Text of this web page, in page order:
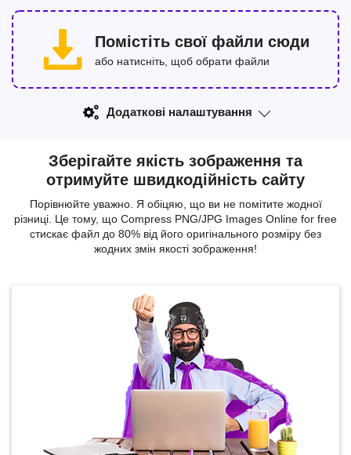
Помістіть свої файли сюди
або натисніть, щоб обрати файли
Додаткові налаштування
Зберігайте якість зображення та
отримуйте швидкодійність сайту
Порівнюйте уважно. Я обіцяю, що ви не помітите жодної
різниці. Це тому, що Compress PNG/JPG Images Online for free
стискає файл до 80% від його оригінального розміру без
жодних змін якості зображення!